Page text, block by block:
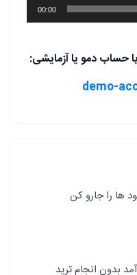
00:00
حساب دمو یا آزمایشی:
ها را جارو کن
بدون انجام ترید